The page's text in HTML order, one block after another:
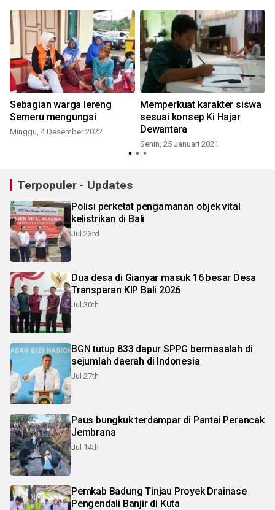
Sebagian warga lereng
Semeru mengungsi
Minggu, 4 Desember 2022
Memperkuat karakter siswa
sesuai konsep Ki Hajar
Dewantara
Senin, 25 Januari 2021
Terpopuler - Updates
Polisi perketat pengamanan objek vital
kelistrikan di Bali
Jul 23rd
Dua desa di Gianyar masuk 16 besar Desa
Transparan KIP Bali 2026
Jul 30th
BGN tutup 833 dapur SPPG bermasalah di
sejumlah daerah di Indonesia
Jul 27th
Paus bungkuk terdampar di Pantai Perancak
Jembrana
Jul 14th
Pemkab Badung Tinjau Proyek Drainase
Pengendali Banjir di Kuta